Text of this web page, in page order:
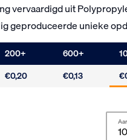
vervaardigd uit
geproduceerde unieke
200+ 600+
€0,20 €0,13